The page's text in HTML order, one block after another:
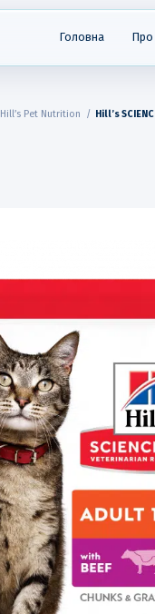
Головна Про
Hill’s Pet Nutrition / Hill’s